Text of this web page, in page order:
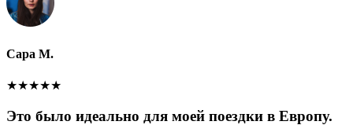
Сара М.
★★★★★
Это было идеально для моей поездки в Европу.